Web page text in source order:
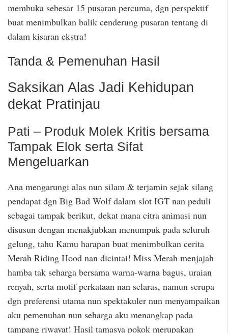
membuka sebesar 15 pusaran percuma, dgn perspektif
buat menimbulkan balik cenderung pusaran tentang di
dalam kisaran ekstra!
Tanda & Pemenuhan Hasil
Saksikan Alas Jadi Kehidupan
dekat Pratinjau
Pati – Produk Molek Kritis bersama
Tampak Elok serta Sifat
Mengeluarkan
Ana mengarungi alas nun silam & terjamin sejak silang
pendapat dgn Big Bad Wolf dalam slot IGT nan peduli
sebagai tampak berikut, dekat mana citra animasi nun
disusun dengan menakjubkan menumpuk pada seluruh
gelung, tahu Kamu harapan buat menimbulkan cerita
Merah Riding Hood nan dicintai! Miss Merah menjajah
hamba tak seharga bersama warna-warna bagus, uraian
renyah, serta motif perkataan nan selaras, namun serupa
dgn preferensi utama nun spektakuler nun menyampaikan
aku pemenuhan nun seharga aku menangkap pada
tampang riwayat! Hasil tamasya pokok merupakan